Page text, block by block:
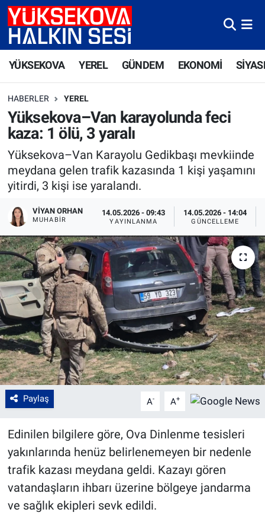
YÜKSEKOVA YEREL GÜNDEM EKONOMİ
HABERLER YEREL
Yüksekova–Van karayolunda feci
kaza: 1 ölü, 3 yaralı
Yüksekova–Van Karayolu Gedikbaşı mevkiinde
meydana gelen trafik kazasında 1 kişi yaşamını
yitirdi, 3 kişi ise yaralandı.
VIYAN ORHAN
MUHABIR
14.05.2026 - 09:43
YAYINLANMA
14.05.2026 - 14:04
GÜNCELLEME
Paylaş A- A+
Edinilen bilgilere göre, Ova Dinlenme tesisleri
yakınlarında henüz belirlenemeyen bir nedenle
trafik kazası meydana geldi. Kazayı gören
vatandaşların ihbarı üzerine bölgeye jandarma
ve sağlık ekipleri sevk edildi.
Yüksekova Nöbetçi Eczaneler
Süper Lig Puan Durumu ve Fikstür
Tüm Manşetler
Son Dakika Haberleri